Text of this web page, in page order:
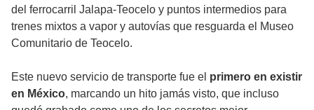
del ferrocarril Jalapa-Teocelo y puntos intermedios para
trenes mixtos a vapor y autovías que resguarda el Museo
Comunitario de Teocelo.
Este nuevo servicio de transporte fue el primero en existir
en México, marcando un hito jamás visto, que incluso